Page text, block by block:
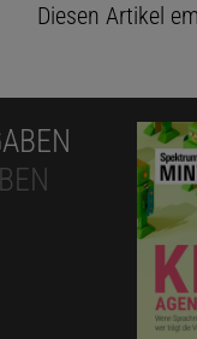
Diesen Artikel